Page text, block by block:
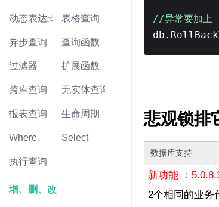
动态表达式 表格查询
异步查询 查询函数
过滤器 扩展函数
跨库查询 无实体查询
报表查询 生命周期
Where Select
执行查询
增、删、改
//异常要加上
悲观锁排
数据库支持
新功能 ：
2个相同的业务